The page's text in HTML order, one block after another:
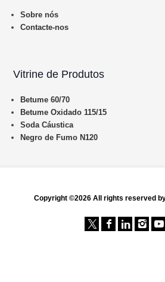
Sobre nós
Contacte-nos
Vitrine de Produtos
Betume 60/70
Betume Oxidado 115/15
Soda Cáustica
Negro de Fumo N120
Copyright ©2026 All rights reserved